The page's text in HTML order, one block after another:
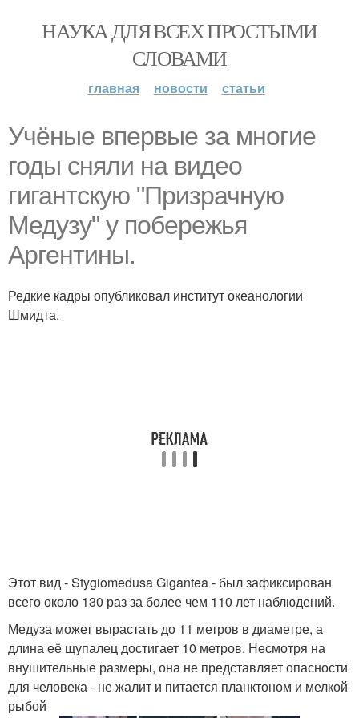
НАУКА ДЛЯ ВСЕХ ПРОСТЫМИ
СЛОВАМИ
главная новости статьи
Учёные впервые за многие
годы сняли на видео
гигантскую "Призрачную
Медузу" у побережья
Аргентины.
Редкие кадры опубликовал институт океанологии
Шмидта.
Этот вид - Stygiomedusa Gigantea - был зафиксирован
всего около 130 раз за более чем 110 лет наблюдений.
Медуза может вырастать до 11 метров в диаметре, а
длина её щупалец достигает 10 метров. Несмотря на
внушительные размеры, она не представляет опасности
для человека - не жалит и питается планктоном и мелкой
рыбой